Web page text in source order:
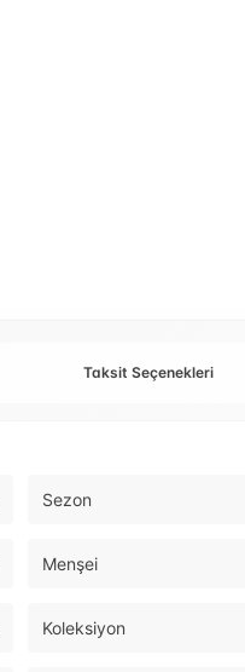
Taksit Seçenekleri
Sezon
Menşei
Koleksiyon